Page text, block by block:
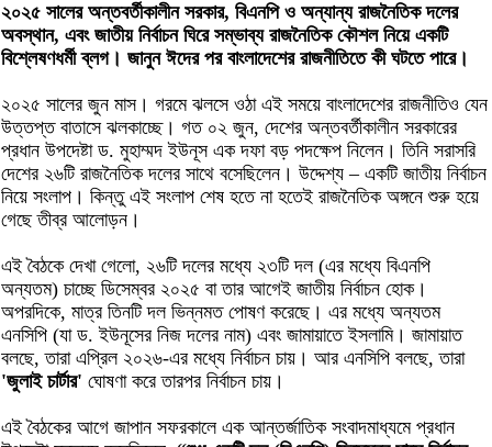
২০২৫ সালের অন্তবর্তীকালীন সরকার, বিএনপি ও অন্যান্য রাজনৈতিক দলের
অবস্থান, এবং জাতীয় নির্বাচন ঘিরে সম্ভাব্য রাজনৈতিক কৌশল নিয়ে একটি
বিশ্লেষণধর্মী ব্লগ। জানুন ঈদের পর বাংলাদেশের রাজনীতিতে কী ঘটতে পারে।
২০২৫ সালের জুন মাস। গরমে ঝলসে ওঠা এই সময়ে বাংলাদেশের রাজনীতিও যেন
উত্তপ্ত বাতাসে ঝলকাচ্ছে। গত ০২ জুন, দেশের অন্তবর্তীকালীন সরকারের
প্রধান উপদেষ্টা ড. মুহাম্মদ ইউনূস এক দফা বড় পদক্ষেপ নিলেন। তিনি সরাসরি
দেশের ২৬টি রাজনৈতিক দলের সাথে বসেছিলেন। উদ্দেশ্য – একটি জাতীয় নির্বাচন
নিয়ে সংলাপ। কিন্তু এই সংলাপ শেষ হতে না হতেই রাজনৈতিক অঙ্গনে শুরু হয়ে
গেছে তীব্র আলোড়ন।
এই বৈঠকে দেখা গেলো, ২৬টি দলের মধ্যে ২৩টি দল (এর মধ্যে বিএনপি
অন্যতম) চাচ্ছে ডিসেম্বর ২০২৫ বা তার আগেই জাতীয় নির্বাচন হোক।
অপরদিকে, মাত্র তিনটি দল ভিন্নমত পোষণ করেছে। এর মধ্যে অন্যতম
এনসিপি (যা ড. ইউনূসের নিজ দলের নাম) এবং জামায়াতে ইসলামি। জামায়াত
বলছে, তারা এপ্রিল ২০২৬-এর মধ্যে নির্বাচন চায়। আর এনসিপি বলছে, তারা
'জুলাই চার্টার' ঘোষণা করে তারপর নির্বাচন চায়।
এই বৈঠকের আগে জাপান সফরকালে এক আন্তর্জাতিক সংবাদমাধ্যমে প্রধান